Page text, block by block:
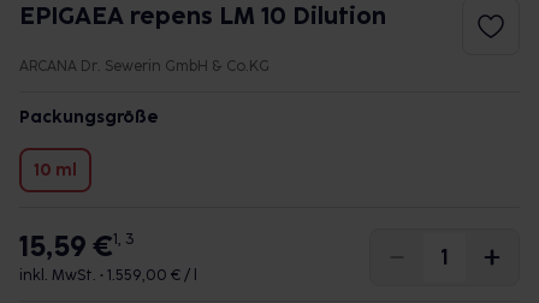
EPIGAEA repens LM 10 Dilution
ARCANA Dr. Sewerin GmbH & Co.KG
Packungsgröße
10 ml
15,59 €1, 3
inkl. MwSt. • 1.559,00 € / l